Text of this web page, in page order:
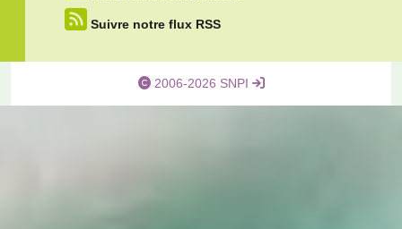
Suivre notre flux RSS
2006-2026 SNPI